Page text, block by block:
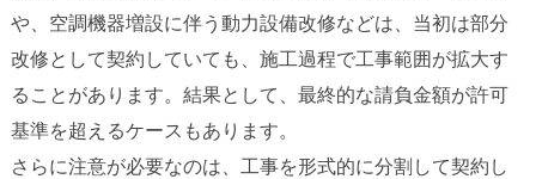
や、空調機器増設に伴う動力設備改修などは、当初は部分
改修として契約していても、施工過程で工事範囲が拡大す
ることがあります。結果として、最終的な請負金額が許可
基準を超えるケースもあります。
さらに注意が必要なのは、工事を形式的に分割して契約し